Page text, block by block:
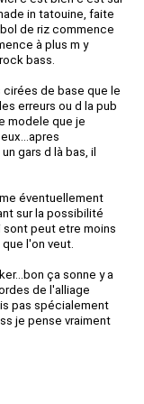
in tatouine, faite
de riz commence
à plus m y
bass.
de base que le
erreurs ou d la pub
modele que je
gars d là bas, il
éventuellement
sur la possibilité
peut etre moins
l'on veut.
ça sonne y a
de l'alliage
pas spécialement
je pense vraiment